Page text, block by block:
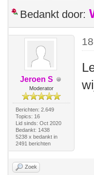
Bedankt door:
Jeroen S
Moderator
Berichten: 2.649
Topics: 16
Lid sinds: Oct 2020
Bedankt: 1438
5238 x bedankt in
2491 berichten
Zoek